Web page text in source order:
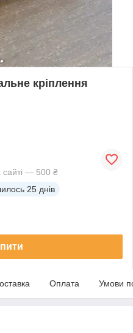
кріплення
сайті — 500 ₴
25 днів
Оплата Умови